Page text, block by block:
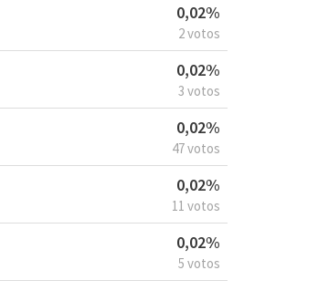
0,02%
2 votos
0,02%
3 votos
0,02%
47 votos
0,02%
11 votos
0,02%
5 votos